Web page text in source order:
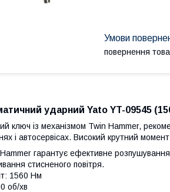
повернення
ударний Yato YT-09545
ключ із механізмом Twin Hammer,
і автосервісах. Високий крутний
гарантує ефективне
стисненого повітря.
1560 Нм
об/хв